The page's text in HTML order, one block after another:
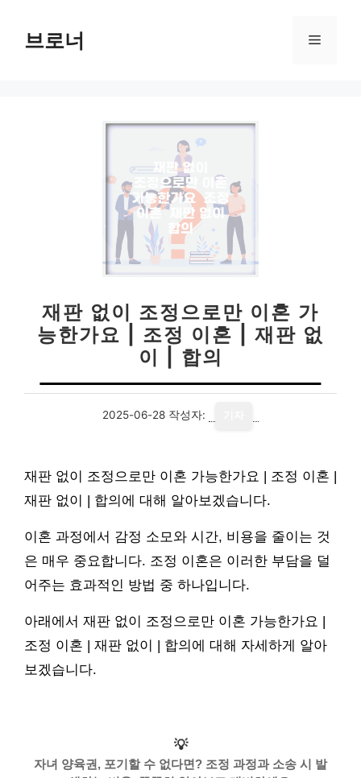
브로너 메
재판 없이 조정으로만 이혼 가
능한가요 | 조정 이혼 | 재판 없
이 | 합의
2025-06-28 작성자:
재판 없이 조정으로만 이혼 가능한가요 | 조정 이혼 |
재판 없이 | 합의에 대해 알아보겠습니다.
이혼 과정에서 감정 소모와 시간, 비용을 줄이는 것
은 매우 중요합니다. 조정 이혼은 이러한 부담을 덜
어주는 효과적인 방법 중 하나입니다.
아래에서 재판 없이 조정으로만 이혼 가능한가요 |
조정 이혼 | 재판 없이 | 합의에 대해 자세하게 알아
보겠습니다.
💡
자녀 양육권, 포기할 수 없다면? 조정 과정과 소송 시 발